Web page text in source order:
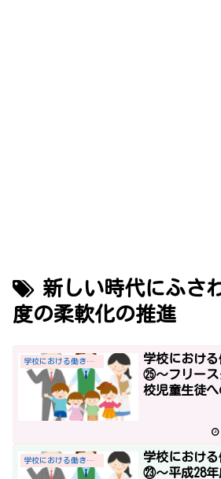
新しい時代にふさ
度の柔軟化の推進
学校における働き方改革
学校におけ
㉕～フリー
校児童生徒
学校における働き方改革
学校におけ
㉓～平成28